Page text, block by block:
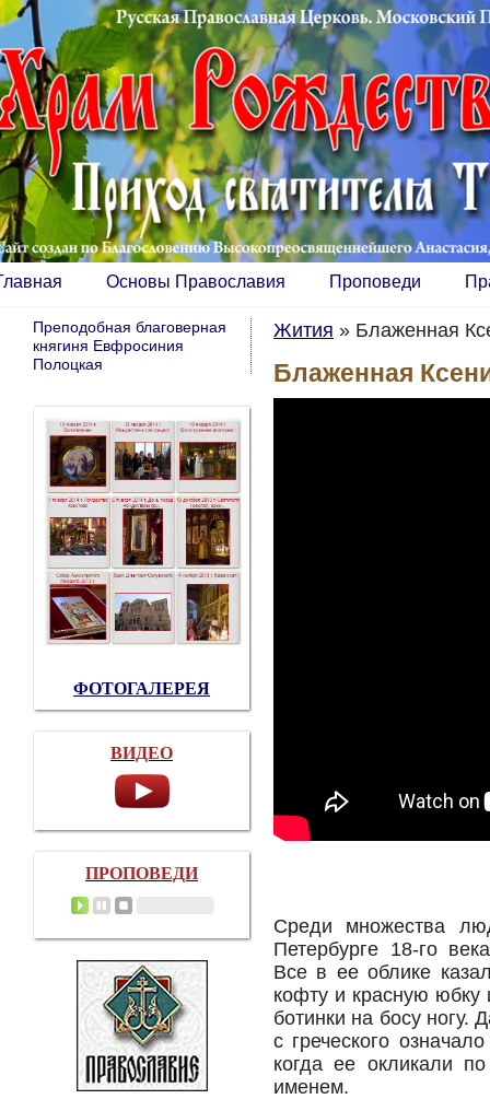
Основы Православия Проповеди
Жития » Блаженная
Блаженная
Среди множества
Петербурге 18-го
Все в ее облике
кофту и красную
ботинки на босу
с греческого
когда ее окликали
именем.
Преподобная благоверная
княгиня Евфросиния
Полоцкая
ФОТОГАЛЕРЕЯ
ВИДЕО
ПРОПОВЕДИ